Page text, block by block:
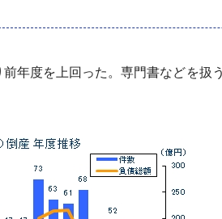
年度を上回った。専門書などを扱